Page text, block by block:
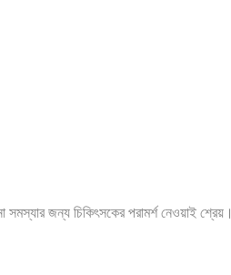
সমস্যার জন্য চিকিৎসকের পরামর্শ নেওয়াই শ্রেয়।